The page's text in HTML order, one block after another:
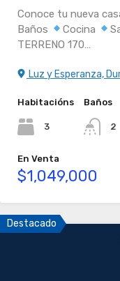
Conoce tu nueva
Baños
Cocina
TERRENO 170…
Luz y Esperanza,
Habitacións
3
Baños
2
En Venta
$1,049,000
Destacado